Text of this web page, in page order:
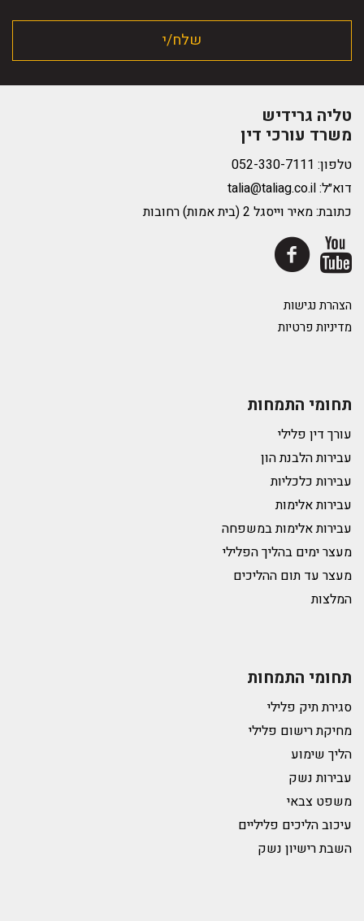
טליה גרידיש
משרד עורכי דין
טלפון:
דוא״ל:talia@taliag.co.il
כתובת: מאיר וייסגל 2 (בית אמות) רחובות
הצהרת נגישות
מדיניות פרטיות
תחומי התמחות
עורך דין פלילי
עבירות הלבנת הון
עבירות כלכליות
עבירות אלימות
עבירות אלימות במשפחה
מעצר ימים בהליך הפלילי
מעצר עד תום ההליכים
המלצות
תחומי התמחות
סגירת תיק פלילי
מחיקת רישום פלילי
הליך שימוע
עבירות נשק
משפט צבאי
עיכוב הליכים פליליים
השבת רישיון נשק